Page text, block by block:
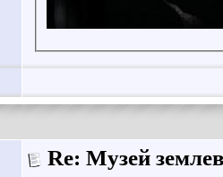
Re: Музей